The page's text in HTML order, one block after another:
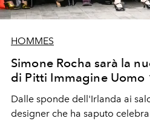
HOMMES
Simone Rocha sarà la
di Pitti Immagine Uomo
Dalle sponde dell'Irlanda ai
designer che ha saputo